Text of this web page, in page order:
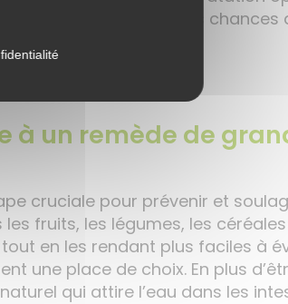
, vous maximisez vos
à un remède de
cruciale pour prévenir et
fruits, les légumes, les
en les rendant plus faciles à
une place de choix. En plus
qui attire l’eau dans les